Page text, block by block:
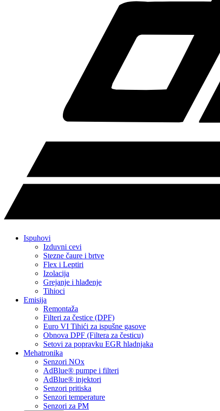
Ispuhovi
Izduvni cevi
Stezne čaure i brtve
Flex i Leptiri
Izolacija
Grejanje i hlađenje
Tihioci
Emisija
Remontaža
Filteri za čestice (DPF)
Euro VI Tihići za ispušne gasove
Obnova DPF (Filtera za česticu)
Setovi za popravku EGR hladnjaka
Mehatronika
Senzori NOx
AdBlue® pumpe i filteri
AdBlue® injektori
Senzori pritiska
Senzori temperature
Senzori za PM